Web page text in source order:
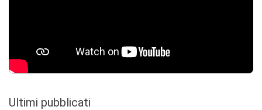
Ultimi pubblicati